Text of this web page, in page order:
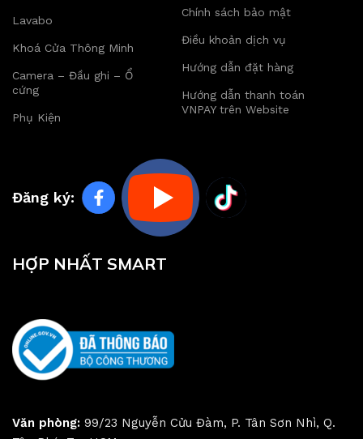
Lavabo
Khoá Cửa Thông Minh
Camera – Đầu ghi – Ổ
cứng
Phụ Kiện
Chính sách bảo mật
Điều khoản dịch vụ
Hướng dẫn đặt hàng
Hướng dẫn thanh toán
VNPAY trên Website
Đăng ký:
HỢP NHẤT SMART
Văn phòng: 99/23 Nguyễn Cửu Đàm, P. Tân Sơn Nhì, Q.